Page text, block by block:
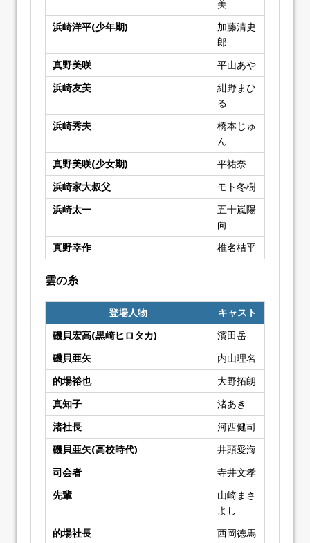
美
浜崎洋平(少年期)
加藤清史
郎
真野美咲
平山あや
浜崎友美
紺野まひ
る
浜崎秀夫
橋本じゅ
ん
真野美咲(少女期)
平祐奈
浜崎家大叔父
モト冬樹
浜崎太一
五十嵐陽
向
真野幸作
椎名桔平
雲の糸
登場人物
キャスト
磯貝宏高(黒崎ヒロタカ)
濱田岳
磯貝亜矢
内山理名
的場裕也
大野拓朗
真知子
渚あき
渚社長
河西健司
磯貝亜矢(高校時代)
井頭愛海
司会者
寺井文孝
先輩
山崎まさ
よし
的場社長
西岡徳馬